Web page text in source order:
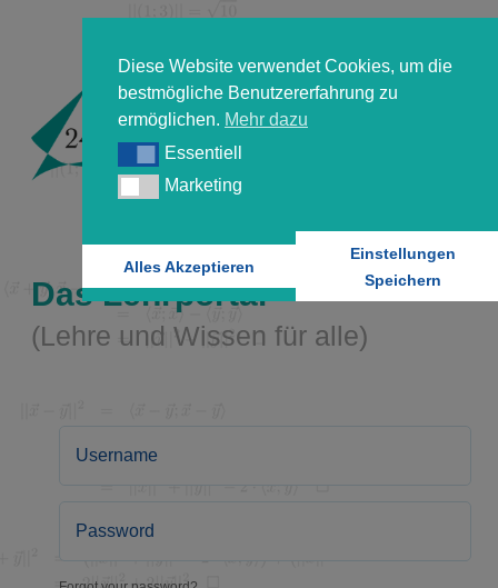
Diese Website verwendet Cookies, um die
bestmögliche Benutzererfahrung zu
ermöglichen. Mehr dazu
EssentiellEssentiell
MarketingMarketing
Alles Akzeptieren
Einstellungen
Speichern
Das Lehrportal
(Lehre und Wissen für alle)